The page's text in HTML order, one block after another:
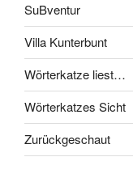
SuBventur
Villa Kunterbunt
Wörterkatze liest…
Wörterkatzes Sicht
Zurückgeschaut